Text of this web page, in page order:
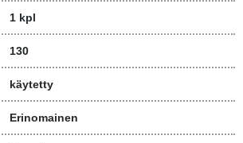
1 kpl
130
käytetty
Erinomainen